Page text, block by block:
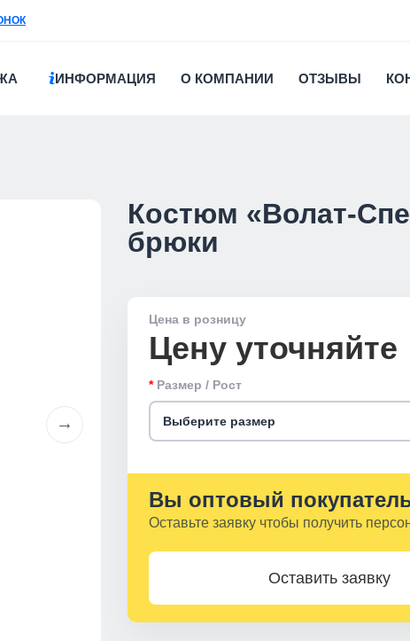
ИНФОРМАЦИЯ О КОМПАНИИ ОТЗЫВЫ
Костюм «Волат-
брюки
Цена в розницу
Цену уточняйте
Размер / Рост
Выберите размер
Вы оптовый
Оставьте заявку чтобы получить
Оставить заявку